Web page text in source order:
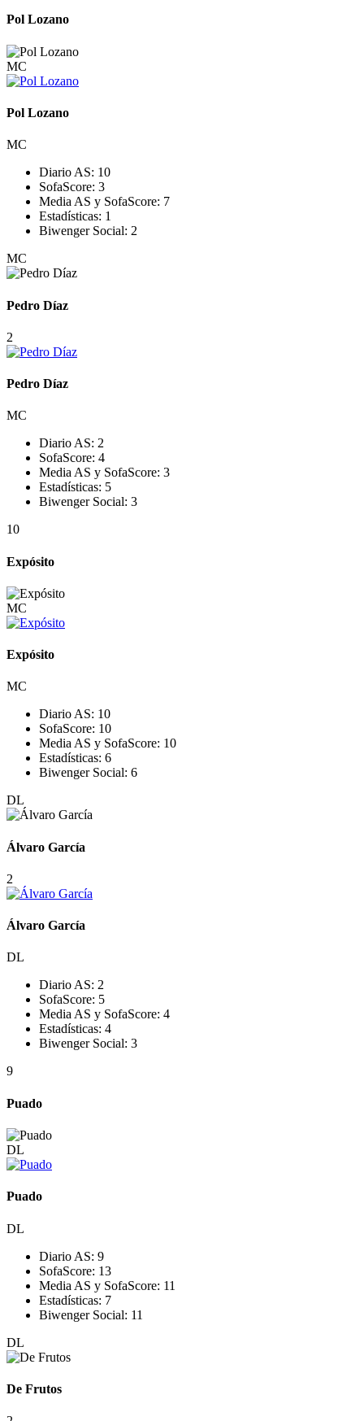
Pol Lozano
MC
Pol Lozano
MC
Diario AS: 10
SofaScore: 3
Media AS y SofaScore: 7
Estadísticas: 1
Biwenger Social: 2
MC
Pedro Díaz
2
Pedro Díaz
MC
Diario AS: 2
SofaScore: 4
Media AS y SofaScore: 3
Estadísticas: 5
Biwenger Social: 3
10
Expósito
MC
Expósito
MC
Diario AS: 10
SofaScore: 10
Media AS y SofaScore: 10
Estadísticas: 6
Biwenger Social: 6
DL
Álvaro García
2
Álvaro García
DL
Diario AS: 2
SofaScore: 5
Media AS y SofaScore: 4
Estadísticas: 4
Biwenger Social: 3
9
Puado
DL
Puado
DL
Diario AS: 9
SofaScore: 13
Media AS y SofaScore: 11
Estadísticas: 7
Biwenger Social: 11
DL
De Frutos